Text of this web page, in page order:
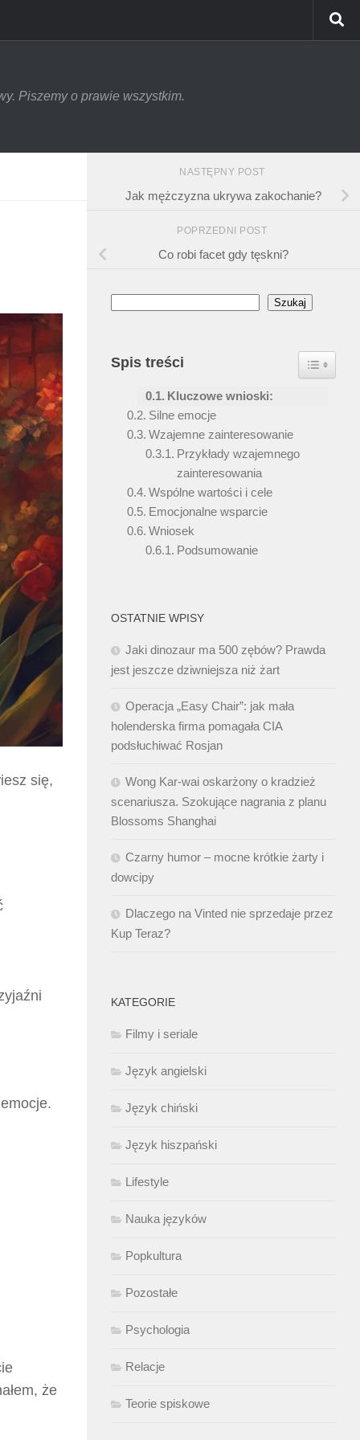
Piszemy o prawie wszystkim.
się,
że
NASTĘPNY POST
Jak mężczyzna ukrywa zakochanie?
POPRZEDNI POST
Co robi facet gdy tęskni?
Szukaj
Spis treści Toggle
Kluczowe wnioski:
Silne emocje
Wzajemne zainteresowanie
Przykłady wzajemnego
zainteresowania
Wspólne wartości i cele
Emocjonalne wsparcie
Wniosek
Podsumowanie
OSTATNIE WPISY
Jaki dinozaur ma 500 zębów? Prawda
jest jeszcze dziwniejsza niż żart
Operacja „Easy Chair”: jak mała
holenderska firma pomagała CIA
podsłuchiwać Rosjan
Wong Kar-wai oskarżony o kradzież
scenariusza. Szokujące nagrania z planu
Blossoms Shanghai
Czarny humor – mocne krótkie żarty i
dowcipy
Dlaczego na Vinted nie sprzedaje przez
Kup Teraz?
KATEGORIE
Filmy i seriale
Język angielski
Język chiński
Język hiszpański
Lifestyle
Nauka języków
Popkultura
Pozostałe
Psychologia
Relacje
Teorie spiskowe